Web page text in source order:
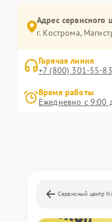
Адрес сервисного
г. Кострома,
Горячая линия
+7 (800) 301-55-83
Время работы
Ежедневно с 9:00
Сервисный центр